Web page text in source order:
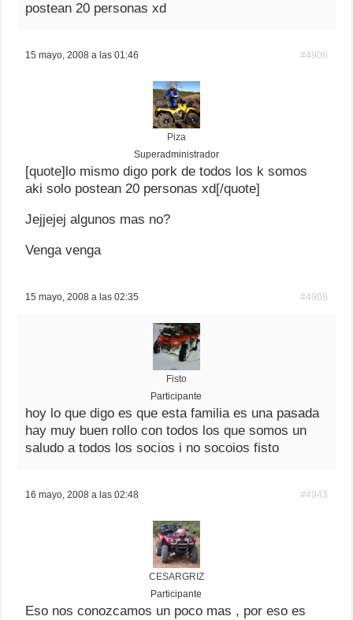
postean 20 personas xd
15 mayo, 2008 a las 01:46 #4906
Piza
Superadministrador
[quote]lo mismo digo pork de todos los k somos
aki solo postean 20 personas xd[/quote]
Jejjejej algunos mas no?
Venga venga
15 mayo, 2008 a las 02:35 #4908
Fisto
Participante
hoy lo que digo es que esta familia es una pasada
hay muy buen rollo con todos los que somos un
saludo a todos los socios i no socoios fisto
16 mayo, 2008 a las 02:48 #4943
CESARGRIZ
Participante
Eso nos conozcamos un poco mas , por eso es